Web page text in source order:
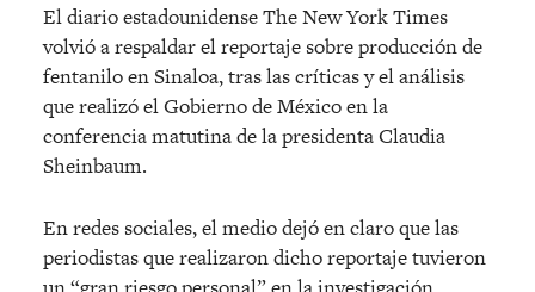
El diario estadounidense The New York Times
volvió a respaldar el reportaje sobre producción de
fentanilo en Sinaloa, tras las críticas y el análisis
que realizó el Gobierno de México en la
conferencia matutina de la presidenta Claudia
Sheinbaum.
En redes sociales, el medio dejó en claro que las
periodistas que realizaron dicho reportaje tuvieron